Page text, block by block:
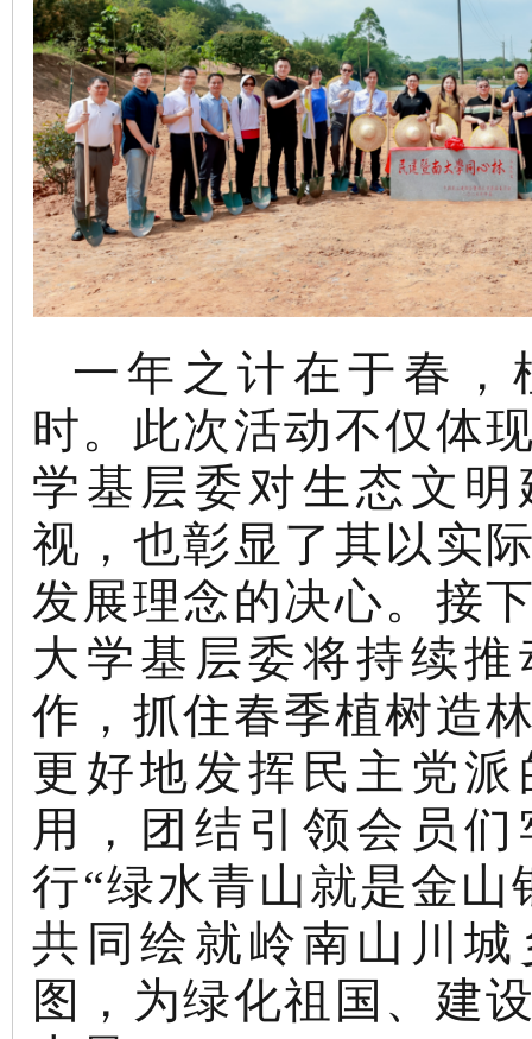
一年之计在于春，
时。此次活动不仅体
学基层委对生态文
视，也彰显了其以实
发展理念的决心。接
大学基层委将持续
作，抓住春季植树造
更好地发挥民主党
用，团结引领会员
行“绿水青山就是金山
共同绘就岭南山川
图，为绿化祖国、建